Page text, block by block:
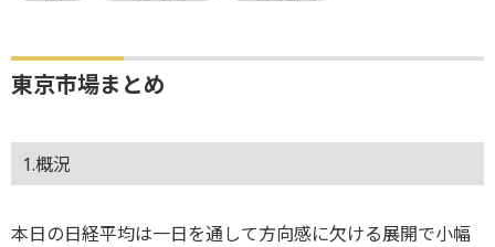
東京市場まとめ
1.概況
本日の日経平均は一日を通して方向感に欠ける展開で小幅